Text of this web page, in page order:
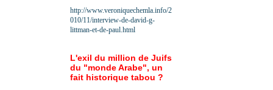
http://www.veroniquechemla.info/2
010/11/interview-de-david-g-
littman-et-de-paul.html
L'exil du million de Juifs
du "monde Arabe", un
fait historique tabou ?